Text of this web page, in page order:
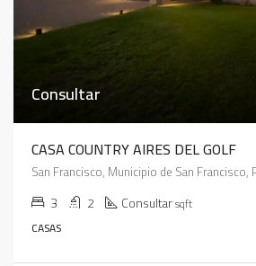
Consultar
CASA COUNTRY AIRES DEL GOLF
3 2 Consultarsqft
CASAS